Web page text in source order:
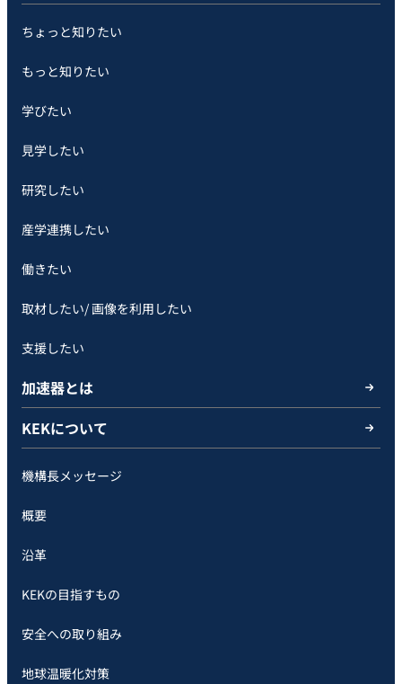
ちょっと知りたい
もっと知りたい
学びたい
見学したい
研究したい
産学連携したい
働きたい
取材したい/ 画像を利用したい
支援したい
加速器とは
KEKについて
機構長メッセージ
概要
沿革
KEKの目指すもの
安全への取り組み
地球温暖化対策